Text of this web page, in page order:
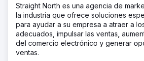
Straight North es una agencia de
la industria que ofrece soluciones
para ayudar a su empresa a atraer a
adecuados, impulsar las ventas,
del comercio electrónico y generar
ventas.